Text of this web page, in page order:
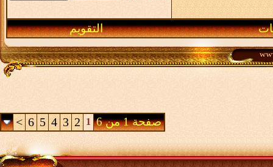
التقويم
صفحة 1 من 6 1
2
3
4
5
6
>